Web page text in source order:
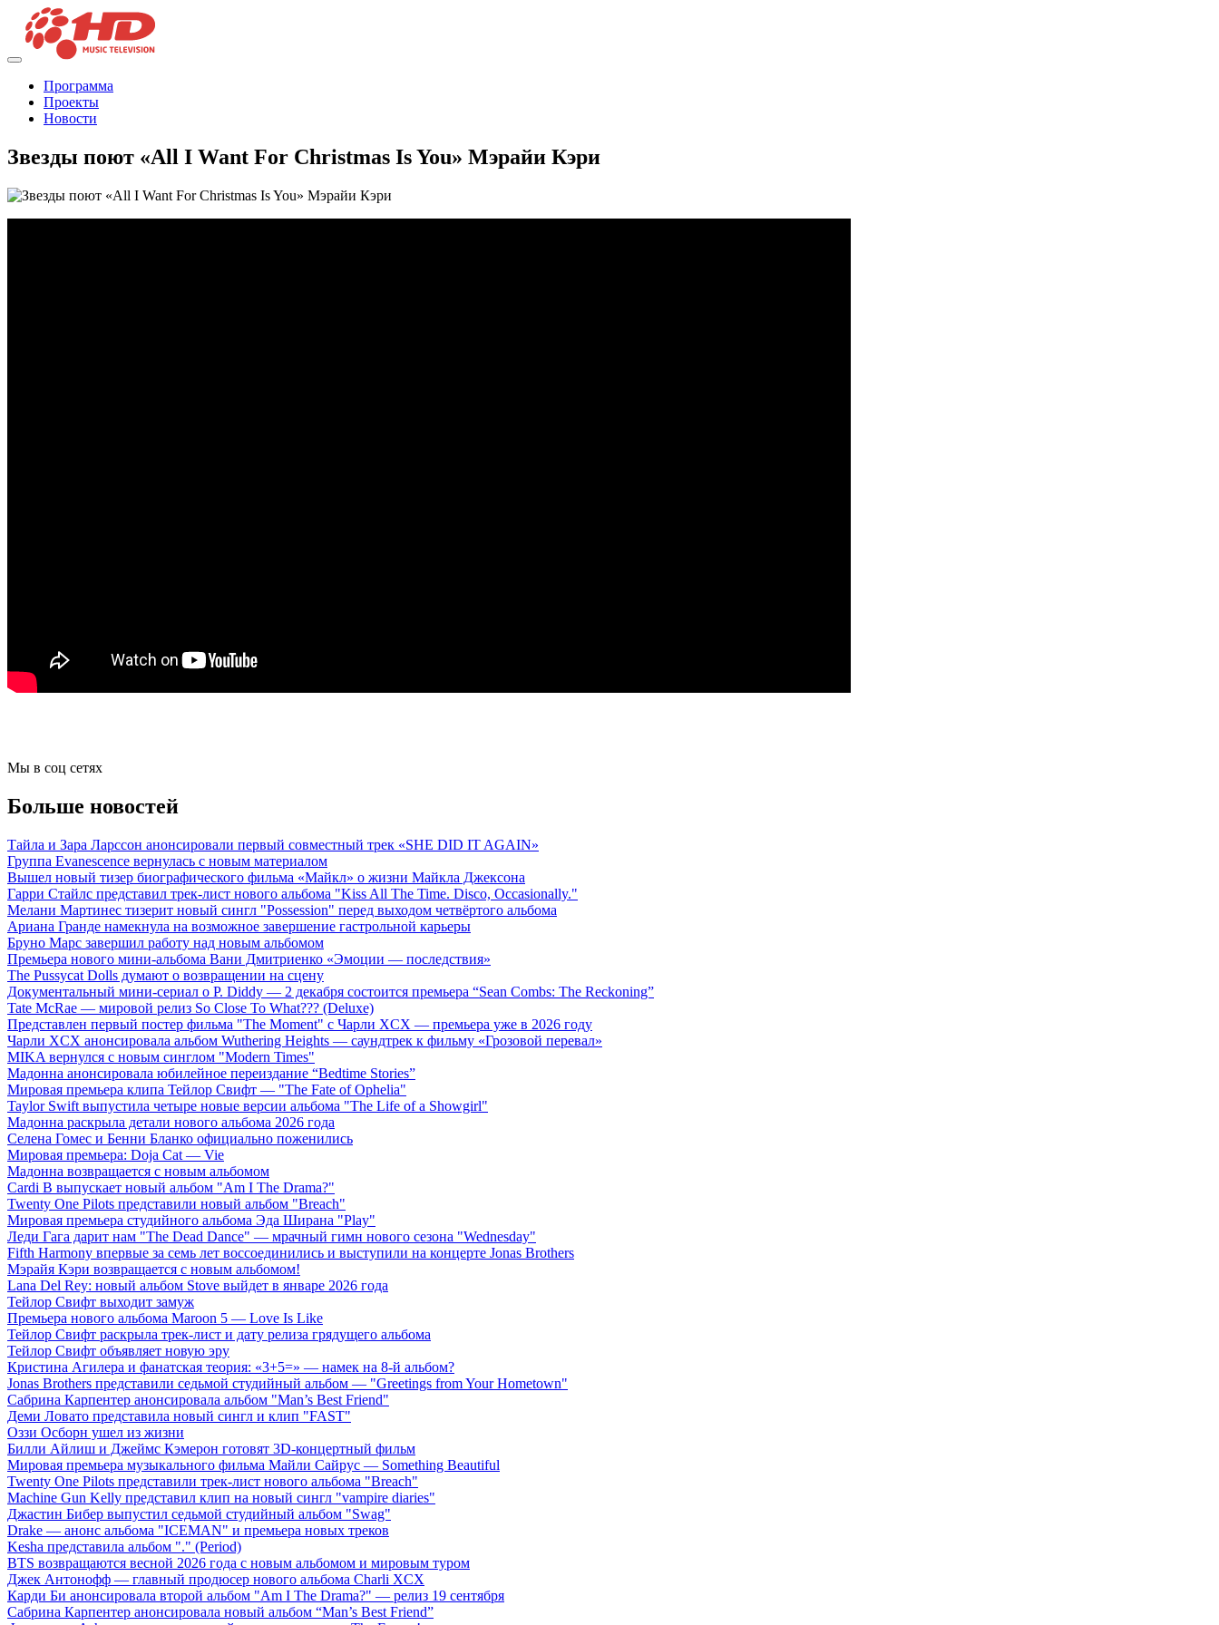
Программа
Проекты
Новости
Звезды поют «All I Want For Christmas Is You» Мэрайи Кэри
Мы в соц сетях
Больше новостей
Тайла и Зара Ларссон анонсировали первый совместный трек «SHE DID IT AGAIN»
Группа Evanescence вернулась с новым материалом
Вышел новый тизер биографического фильма «Майкл» о жизни Майкла Джексона
Гарри Стайлс представил трек-лист нового альбома "Kiss All The Time. Disco, Occasionally."
Мелани Мартинес тизерит новый сингл "Possession" перед выходом четвёртого альбома
Ариана Гранде намекнула на возможное завершение гастрольной карьеры
Бруно Марс завершил работу над новым альбомом
Премьера нового мини-альбома Вани Дмитриенко «Эмоции — последствия»
The Pussycat Dolls думают о возвращении на сцену
Документальный мини-сериал о P. Diddy — 2 декабря состоится премьера “Sean Combs: The Reckoning”
Tate McRae — мировой релиз So Close To What??? (Deluxe)
Представлен первый постер фильма "The Moment" с Чарли XCX — премьера уже в 2026 году
Чарли XCX анонсировала альбом Wuthering Heights — саундтрек к фильму «Грозовой перевал»
MIKA вернулся с новым синглом "Modern Times"
Мадонна анонсировала юбилейное переиздание “Bedtime Stories”
Мировая премьера клипа Тейлор Свифт — "The Fate of Ophelia"
Taylor Swift выпустила четыре новые версии альбома "The Life of a Showgirl"
Мадонна раскрыла детали нового альбома 2026 года
Селена Гомес и Бенни Бланко официально поженились
Мировая премьера: Doja Cat — Vie
Мадонна возвращается с новым альбомом
Cardi B выпускает новый альбом "Am I The Drama?"
Twenty One Pilots представили новый альбом "Breach"
Мировая премьера студийного альбома Эда Ширана "Play"
Леди Гага дарит нам "The Dead Dance" — мрачный гимн нового сезона "Wednesday"
Fifth Harmony впервые за семь лет воссоединились и выступили на концерте Jonas Brothers
Мэрайя Кэри возвращается с новым альбомом!
Lana Del Rey: новый альбом Stove выйдет в январе 2026 года
Тейлор Свифт выходит замуж
Премьера нового альбома Maroon 5 — Love Is Like
Тейлор Свифт раскрыла трек-лист и дату релиза грядущего альбома
Тейлор Свифт объявляет новую эру
Кристина Агилера и фанатская теория: «3+5=» — намек на 8-й альбом?
Jonas Brothers представили седьмой студийный альбом — "Greetings from Your Hometown"
Сабрина Карпентер анонсировала альбом "Man’s Best Friend"
Деми Ловато представила новый сингл и клип "FAST"
Оззи Осборн ушел из жизни
Билли Айлиш и Джеймс Кэмерон готовят 3D-концертный фильм
Мировая премьера музыкального фильма Майли Сайрус — Something Beautiful
Twenty One Pilots представили трек-лист нового альбома "Breach"
Machine Gun Kelly представил клип на новый сингл "vampire diaries"
Джастин Бибер выпустил седьмой студийный альбом "Swag"
Drake — анонс альбома "ICEMAN" и премьера новых треков
Kesha представила альбом "." (Period)
BTS возвращаются весной 2026 года с новым альбомом и мировым туром
Джек Антонофф — главный продюсер нового альбома Charli XCX
Карди Би анонсировала второй альбом "Am I The Drama?" — релиз 19 сентября
Сабрина Карпентер анонсировала новый альбом “Man’s Best Friend”